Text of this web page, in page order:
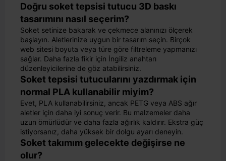
Doğru soket tepsisi tutucu 3D baskı
tasarımını nasıl seçerim?
Soket setinize bakarak ve çekmece alanınızı ölçerek
başlayın. Aletlerinize uygun bir tasarım seçin. Birçok
web sitesi boyuta veya türe göre filtreleme yapmanızı
sağlar. Daha fazla fikir için İngiliz anahtarı
düzenleyicilerine de göz atabilirsiniz.
Soket tepsisi tutucularını yazdırmak için
normal PLA kullanabilir miyim?
Evet, PLA kullanabilirsiniz, ancak PETG veya ABS ağır
aletler için daha iyi sonuç verir. Bu malzemeler daha
uzun ömürlüdür ve daha fazla ağırlık kaldırır. Ekstra güç
istiyorsanız, daha yüksek bir dolgu ayarı deneyin.
Soket takımım gelecekte değişirse ne
olur?